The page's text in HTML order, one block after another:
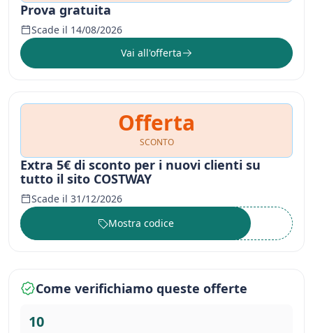
Prova gratuita
Scade il 14/08/2026
Vai all'offerta
Offerta
SCONTO
Extra 5€ di sconto per i nuovi clienti su
tutto il sito COSTWAY
Scade il 31/12/2026
••••••
Mostra codice
Come verifichiamo queste offerte
10